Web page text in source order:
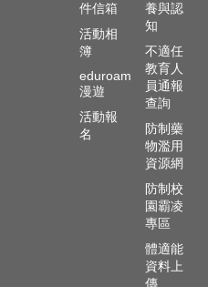
件信箱
活動相
簿
eduroam
漫遊
活動報
名
養與認
知
不適任
教育人
員通報
查詢
防制藥
物濫用
資源網
防制校
園霸凌
專區
體適能
資料上
傳